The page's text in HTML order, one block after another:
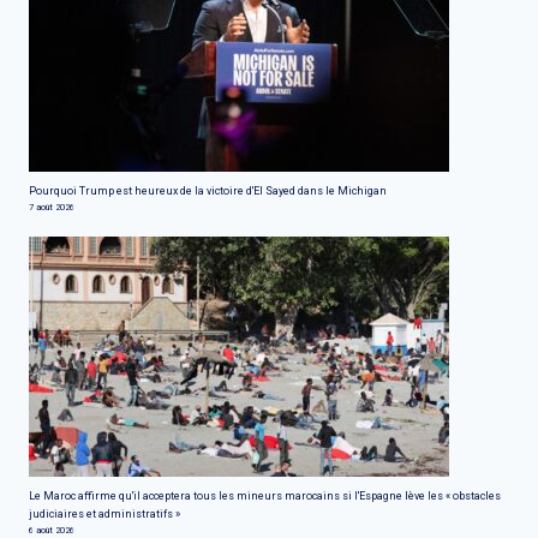
Pourquoi Trump est heureux de la victoire d'El Sayed dans le Michigan
7 août 2026
Le Maroc affirme qu'il acceptera tous les mineurs marocains si l'Espagne lève les « obstacles
judiciaires et administratifs »
6 août 2026